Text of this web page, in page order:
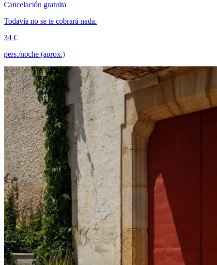
Cancelación gratuita
Todavía no se te cobrará nada.
34 €
pers./noche (aprox.)